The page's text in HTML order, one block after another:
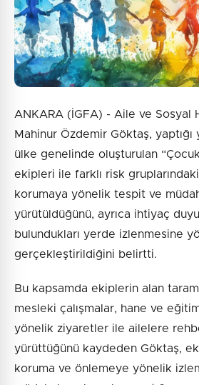
ANKARA (İGFA) - Aile ve Sosyal
Mahinur Özdemir Göktaş, yaptığı
ülke genelinde oluşturulan
ekipleri ile farklı risk
korumaya yönelik tespit ve
yürütüldüğünü, ayrıca ihtiyaç
bulundukları yerde izlenmesine
gerçekleştirildiğini belirtti.
Bu kapsamda ekiplerin alan
mesleki çalışmalar, hane ve
yönelik ziyaretler ile ailelere
yürüttüğünü kaydeden Göktaş,
koruma ve önlemeye yönelik